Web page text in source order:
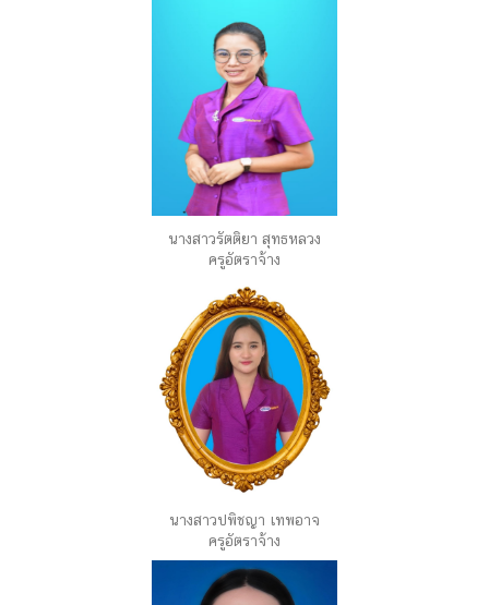
นางสาวรัตติยา สุทธหลวง
ครูอัตราจ้าง
นางสาวปพิชญา เทพอาจ
ครูอัตราจ้าง